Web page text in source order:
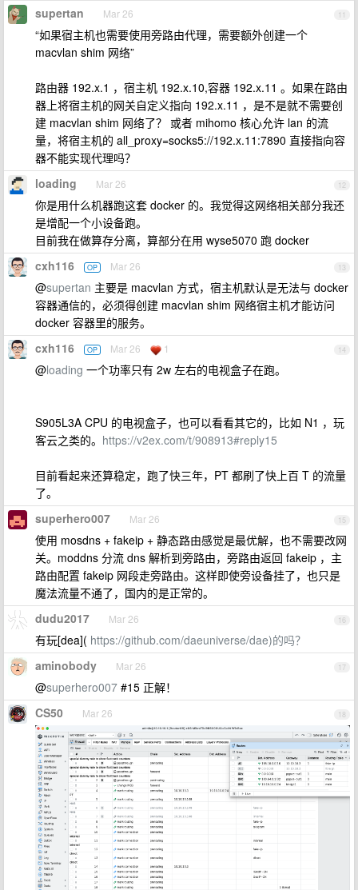
11
supertan Mar 26
“如果宿主机也需要使用旁路由代理，需要额外创建一个
macvlan shim 网络”
路由器 192.x.1 ，宿主机 192.x.10,容器 192.x.11 。如果在路由
器上将宿主机的网关自定义指向 192.x.11 ，是不是就不需要创
建 macvlan shim 网络了？ 或者 mihomo 核心允许 lan 的流
量，将宿主机的 all_proxy=socks5://192.x.11:7890 直接指向容
器不能实现代理吗？
12
loading Mar 26
你是用什么机器跑这套 docker 的。我觉得这网络相关部分我还
是增配一个小设备跑。
目前我在做算存分离，算部分在用 wyse5070 跑 docker
13
cxh116 OP Mar 26
@supertan 主要是 macvlan 方式，宿主机默认是无法与 docker
容器通信的，必须得创建 macvlan shim 网络宿主机才能访问
docker 容器里的服务。
14
cxh116 OP Mar 26 1
@loading 一个功率只有 2w 左右的电视盒子在跑。
S905L3A CPU 的电视盒子，也可以看看其它的，比如 N1 ，玩
客云之类的。 https://v2ex.com/t/908913#reply15
目前看起来还算稳定，跑了快三年，PT 都刷了快上百 T 的流量
了。
15
superhero007 Mar 26
使用 mosdns + fakeip + 静态路由感觉是最优解，也不需要改网
关。moddns 分流 dns 解析到旁路由，旁路由返回 fakeip ，主
路由配置 fakeip 网段走旁路由。这样即使旁设备挂了，也只是
魔法流量不通了，国内的是正常的。
16
dudu2017 Mar 26
有玩[dea]( https://github.com/daeuniverse/dae)的吗？
17
aminobody Mar 26
@superhero007 #15 正解！
18
CS50 Mar 26